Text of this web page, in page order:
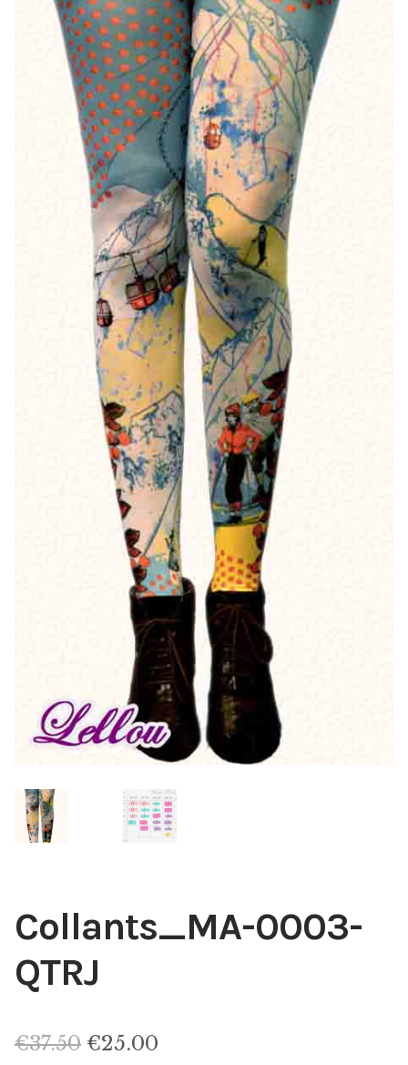
Bon Cadeau
Collants_MA-0003-
QTRJ
€37.50 Le
€25.00